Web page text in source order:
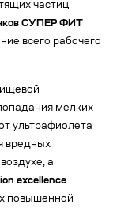
частиц
СУПЕР ФИТ
всего рабочего
мелких
ультрафиолета
вредных
а
excellence
повышенной